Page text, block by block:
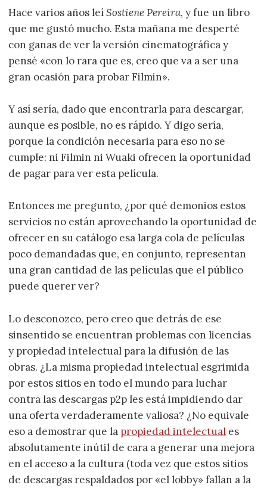
Hace varios años leíSostiene Pereira, y fue un libro
que me gustó mucho. Esta mañana me desperté
con ganas de ver la versión cinematográfica y
pensé «con lo rara que es, creo que va a ser una
gran ocasión para probar Filmin».
Y así sería, dado que encontrarla para descargar,
aunque es posible, no es rápido. Y digo sería,
porque la condición necesaria para eso no se
cumple: ni Filmin ni Wuaki ofrecen la oportunidad
de pagar para ver esta película.
Entonces me pregunto, ¿por qué demonios estos
servicios no están aprovechando la oportunidad de
ofrecer en su catálogo esa larga cola de películas
poco demandadas que, en conjunto, representan
una gran cantidad de las películas que el público
puede querer ver?
Lo desconozco, pero creo que detrás de ese
sinsentido se encuentran problemas con licencias
y propiedad intelectual para la difusión de las
obras. ¿La misma propiedad intelectual esgrimida
por estos sitios en todo el mundo para luchar
contra las descargas p2p les está impidiendo dar
una oferta verdaderamente valiosa? ¿No equivale
eso a demostrar que la propiedad intelectual es
absolutamente inútil de cara a generar una mejora
en el acceso a la cultura (toda vez que estos sitios
de descargas respaldados por «el lobby» fallan a la